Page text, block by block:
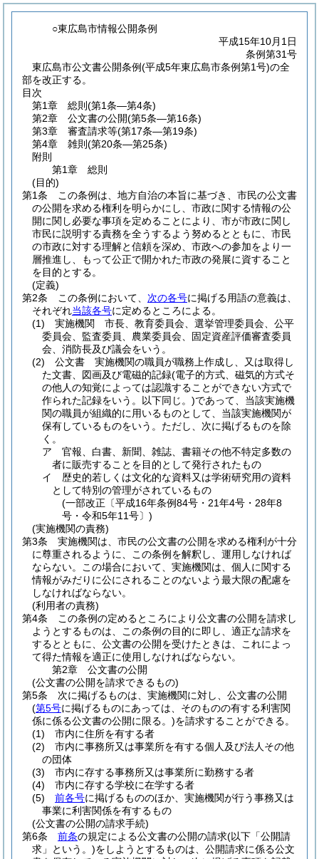
○東広島市情報公開条例
平成15年10月1日
条例第31号
東広島市公文書公開条例(平成5年東広島市条例第1号)の全
部を改正する。
目次
第1章
総則 (第1条―第4条)
第2章
公文書の公開(第5条―第16条)
第3章
審査請求等(第17条―第19条)
第4章
雑則 (第20条―第25条)
附則
第1章
総則
(目的)
第1条
この条例は、地方自治の本旨に基づき、市民の公文書
の公開を求める権利を明らかにし、市政に関する情報の公
開に関し必要な事項を定めることにより、市が市政に関し
市民に説明する責務を全うするよう努めるとともに、市民
の市政に対する理解と信頼を深め、市政への参加をより一
層推進し、もって公正で開かれた市政の発展に資すること
を目的とする。
(定義)
第2条
この条例において、 次の各号に掲げる用語の意義は、
それぞれ当該各号に定めるところによる。
(1)
実施機関 市長、教育委員会、選挙管理委員会、公平
委員会、監査委員、農業委員会、固定資産評価審査委員
会、消防長及び議会をいう。
(2)
公文書 実施機関の職員が職務上作成し、又は取得し
た文書、図画及び電磁的記録(電子的方式、磁気的方式そ
の他人の知覚によっては認識することができない方式で
作られた記録をいう。以下同じ。)であって、当該実施機
関の職員が組織的に用いるものとして、当該実施機関が
保有しているものをいう。 ただし、次に掲げるものを除
く。
ア
官報、白書、新聞、雑誌、書籍その他不特定多数の
者に販売することを目的として発行されたもの
イ
歴史的若しくは文化的な資料又は学術研究用の資料
として特別の管理がされているもの
(一部改正〔平成16年条例84号・21年4号・28年8
号・令和5年11号〕)
(実施機関の責務)
第3条
実施機関は、市民の公文書の公開を求める権利が十分
に尊重されるように、この条例を解釈し、運用しなければ
ならない。
この場合において、実施機関は、個人に関する
情報がみだりに公にされることのないよう最大限の配慮を
しなければならない。
(利用者の責務)
第4条
この条例の定めるところにより公文書の公開を請求し
ようとするものは、この条例の目的に即し、適正な請求を
するとともに、公文書の公開を受けたときは、これによっ
て得た情報を適正に使用しなければならない。
第2章
公文書の公開
(公文書の公開を請求できるもの)
第5条
次に掲げるものは、実施機関に対し、公文書の公開
(第5号に掲げるものにあっては、そのものの有する利害関
係に係る公文書の公開に限る。)を請求することができる。
(1)
市内に住所を有する者
(2)
市内に事務所又は事業所を有する個人及び法人その他
の団体
(3)
市内に存する事務所又は事業所に勤務する者
(4)
市内に存する学校に在学する者
(5)
前各号に掲げるもののほか、実施機関が行う事務又は
事業に利害関係を有するもの
(公文書の公開の請求手続)
第6条
前条の規定による公文書の公開の請求(以下「公開請
求」という。)をしようとするものは、公開請求に係る公文